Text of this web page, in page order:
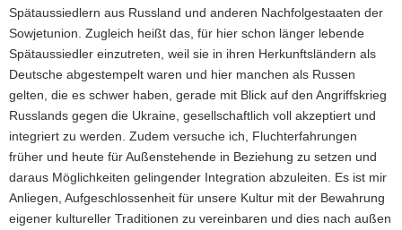
Spätaussiedlern aus Russland und anderen Nachfolgestaaten der
Sowjetunion. Zugleich heißt das, für hier schon länger lebende
Spätaussiedler einzutreten, weil sie in ihren Herkunftsländern als
Deutsche abgestempelt waren und hier manchen als Russen
gelten, die es schwer haben, gerade mit Blick auf den Angriffskrieg
Russlands gegen die Ukraine, gesellschaftlich voll akzeptiert und
integriert zu werden. Zudem versuche ich, Fluchterfahrungen
früher und heute für Außenstehende in Beziehung zu setzen und
daraus Möglichkeiten gelingender Integration abzuleiten. Es ist mir
Anliegen, Aufgeschlossenheit für unsere Kultur mit der Bewahrung
eigener kultureller Traditionen zu vereinbaren und dies nach außen